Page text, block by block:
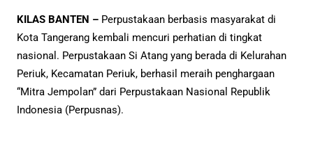
KILAS BANTEN – Perpustakaan berbasis masyarakat di
Kota Tangerang kembali mencuri perhatian di tingkat
nasional. Perpustakaan Si Atang yang berada di Kelurahan
Periuk, Kecamatan Periuk, berhasil meraih penghargaan
“Mitra Jempolan” dari Perpustakaan Nasional Republik
Indonesia (Perpusnas).